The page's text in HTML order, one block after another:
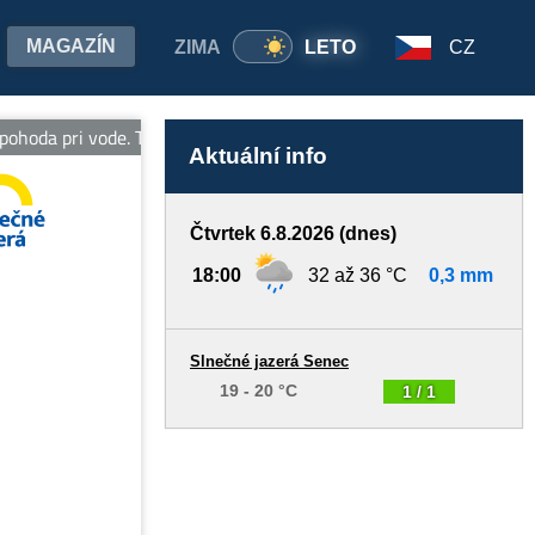
ZIMA LETO
MAGAZÍN CZ
pri vode. Tešíme sa na Vašu návštevu. Viac informácií:
Aktuální info
Čtvrtek 6.8.2026 (dnes)
18:00 32 až 36 °C 0,3 mm
1 / 1
Slnečné jazerá Senec
19 - 20 °C